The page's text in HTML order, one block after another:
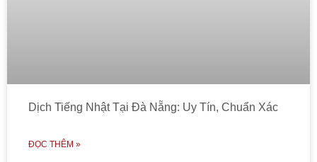
Dịch Tiếng Nhật Tại Đà Nẵng: Uy Tín, Chuẩn Xác
ĐỌC THÊM »